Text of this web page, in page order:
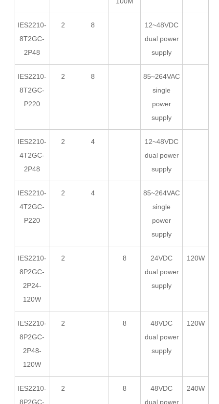
IES2210-
8T2GC-
2P48
2 8
12~48VDC
dual power
supply
IES2210-
8T2GC-
P220
2 8
85~264VAC
single
power
supply
IES2210-
4T2GC-
2P48
2 4
12~48VDC
dual power
supply
IES2210-
4T2GC-
P220
2 4
85~264VAC
single
power
supply
IES2210-
8P2GC-
2P24-
120W
2 8
24VDC
dual power
supply
120W
IES2210-
8P2GC-
2P48-
120W
2 8
48VDC
dual power
supply
120W
IES2210-
8P2GC-
2 8
48VDC
dual power
240W